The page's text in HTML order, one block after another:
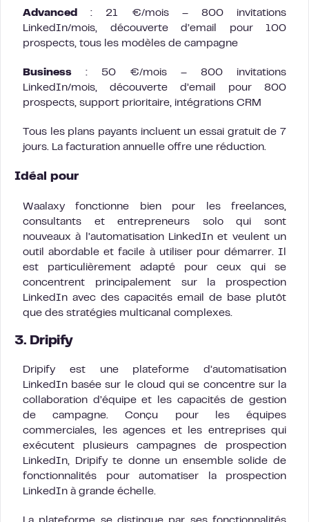
Advanced
: 21 €/mois – 800 invitations
LinkedIn/mois, découverte d’email pour 100
prospects, tous les modèles de campagne
Business : 50 €/mois – 800 invitations
LinkedIn/mois, découverte d’email pour 800
prospects, support prioritaire, intégrations CRM
Tous les plans payants incluent un essai gratuit de 7
jours. La facturation annuelle offre une réduction.
Idéal pour
Waalaxy fonctionne bien pour les freelances,
consultants et entrepreneurs solo qui sont
nouveaux à l’automatisation LinkedIn et veulent un
outil abordable et facile à utiliser pour démarrer. Il
est particulièrement adapté pour ceux qui se
concentrent principalement sur la prospection
LinkedIn avec des capacités email de base plutôt
que des stratégies multicanal complexes.
3. Dripify
Dripify est une plateforme d’automatisation
LinkedIn basée sur le cloud qui se concentre sur la
collaboration d’équipe et les capacités de gestion
de campagne. Conçu pour les équipes
commerciales, les agences et les entreprises qui
exécutent plusieurs campagnes de prospection
LinkedIn, Dripify te donne un ensemble solide de
fonctionnalités pour automatiser la prospection
LinkedIn à grande échelle.